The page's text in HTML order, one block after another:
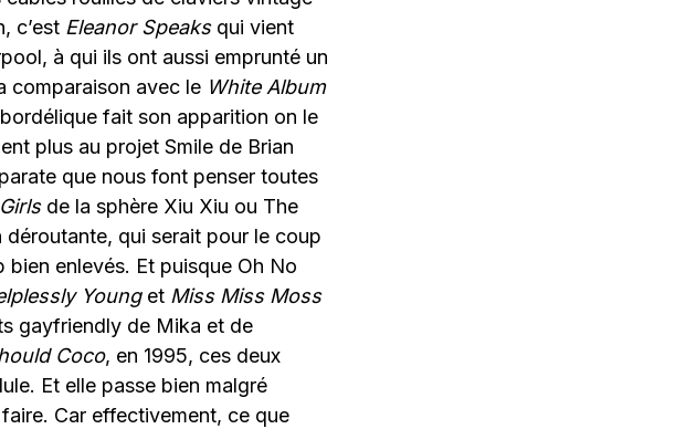
c’est Eleanor Speaks qui vient
à qui ils ont aussi emprunté un
comparaison avec le White Album
fait son apparition on le
plus au projet Smile de Brian
que nous font penser toutes
de la sphère Xiu Xiu ou The
qui serait pour le coup
bien enlevés. Et puisque Oh No
Younget Miss Miss Moss
gayfriendly de Mika et de
Coco, en 1995, ces deux
Et elle passe bien malgré
Car effectivement, ce que